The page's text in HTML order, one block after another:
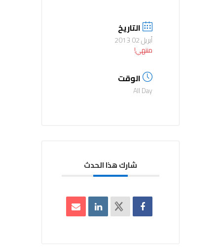
التاريخ
أبريل 02 2013
منتهي!
الوقت
All Day
شارك هذا الحدث